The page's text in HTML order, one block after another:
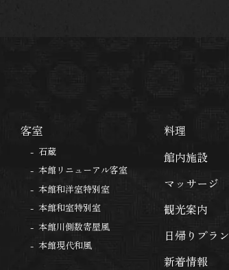
客室
石蔵
本館リニューアル客室
本館和洋室特別室
本館和室特別室
本館川側数寄屋風
本館現代和風
料理
館内施設
マッサージ
観光案内
日帰りプラン
新着情報